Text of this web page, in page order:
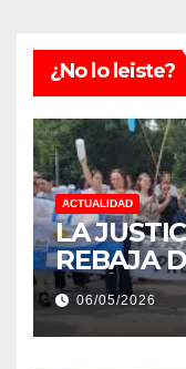
¿No lo leiste?
ACTUALIDAD
LA
REBAJA
06/05/2026